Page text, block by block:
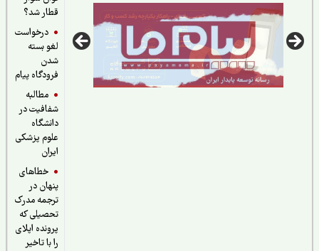
قطار شد؟
درخواست
لغو بسته
فرودگاه پیام
مطالبه
شفافیت در
دانشگاه
علوم پزشکی
خطاهای
پنهان در
ترجمه مدرک
تحصیلی که
پرونده اپلای
را با تاخیر